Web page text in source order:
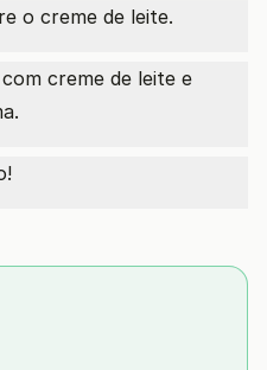
o creme de leite.
creme de leite e